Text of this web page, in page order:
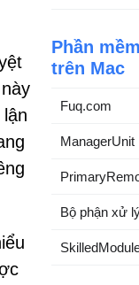
Phần
trên Mac
Fuq.com
ManagerUnit
Bộ phận xử